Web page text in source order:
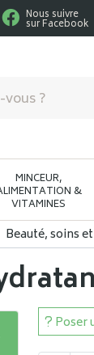
Nous suivre
sur Facebook
MINCEUR,
&
VITAMINES
Beauté, soins
Poser